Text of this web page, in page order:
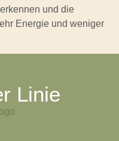
und die
Energie und weniger
Linie